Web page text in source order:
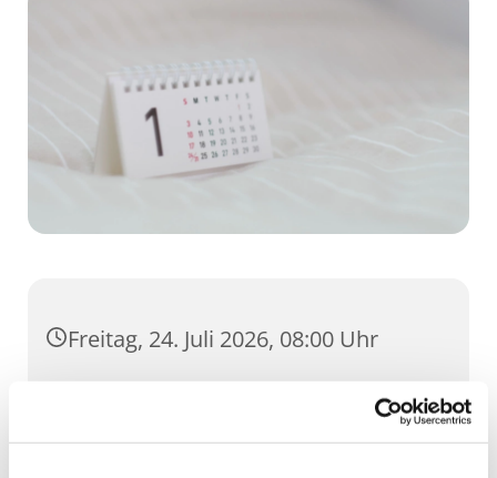
Freitag, 24. Juli 2026, 08:00 Uhr
St. Lorenz, Pilse 30, 99084 Erfurt